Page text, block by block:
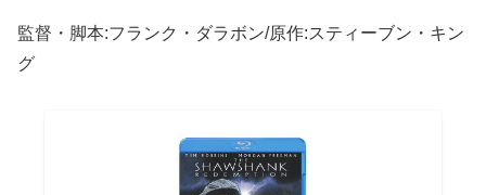
監督・脚本:フランク・ダラボン/原作:スティーブン・キン
グ